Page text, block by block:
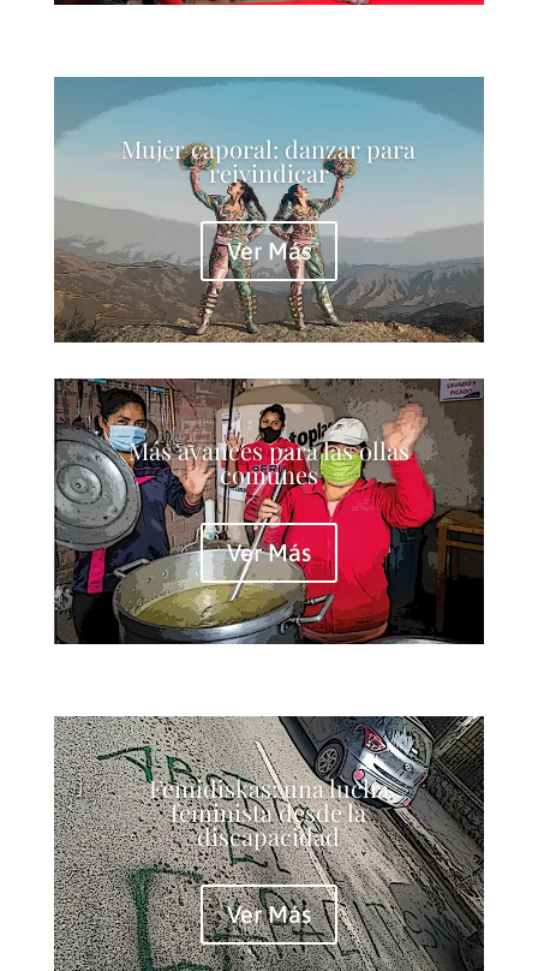
Mujer caporal: danzar para
reivindicar
Ver Más
Más avances para las ollas
comunes
Ver Más
Femidiskas: una lucha
feminista desde la
discapacidad
Ver Más